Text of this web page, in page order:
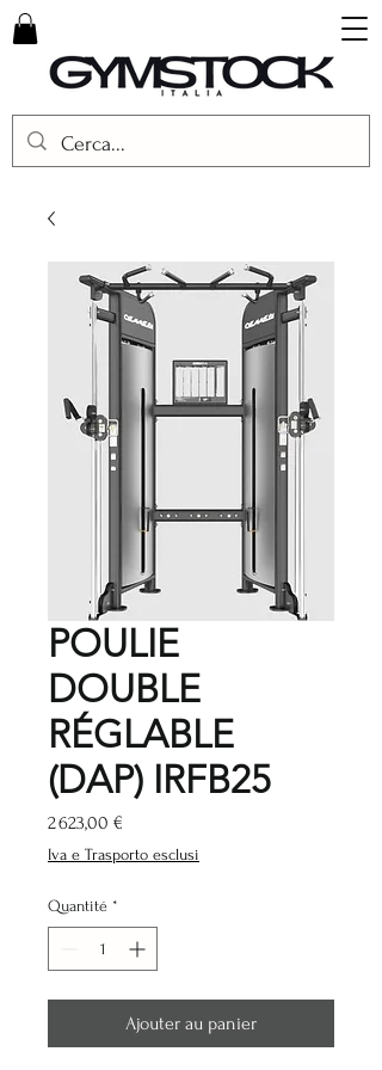
POULIE
DOUBLE
RÉGLABLE
(DAP) IRFB25
2 623,00 €
Iva e Trasporto esclusi
Quantité *
Ajouter au panier